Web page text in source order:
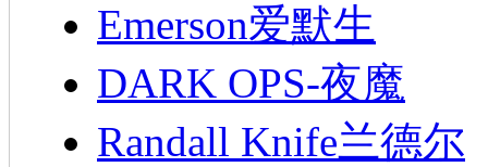
Emerson爱默生
DARK OPS-夜魔
Randall Knife兰德尔